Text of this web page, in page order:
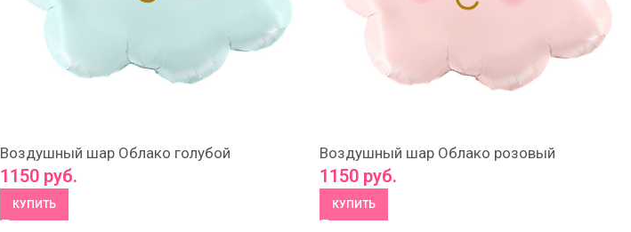
Воздушный шар Облако голубой
1150руб.
КУПИТЬ
Воздушный шар Облако розовый
1150 руб.
КУПИТЬ